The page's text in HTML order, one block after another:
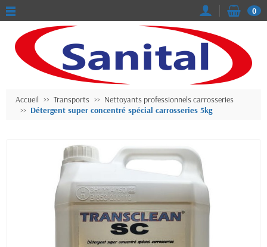
0
Accueil Transports
Nettoyants professionnels carrosseries
Détergent super concentré spécial carrosseries 5kg